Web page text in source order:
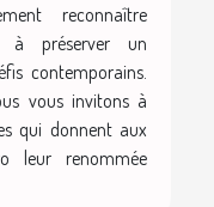
reconnaître
à préserver un
contemporains.
vous invitons à
qui donnent aux
leur renommée